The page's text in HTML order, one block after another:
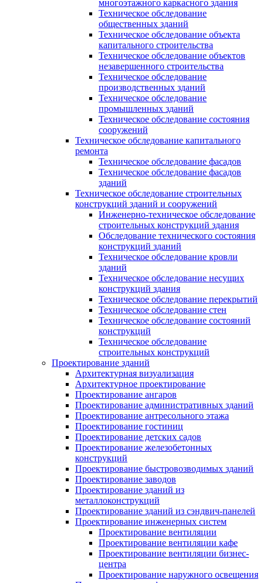
многоэтажного каркасного здания
Техническое обследование
общественных зданий
Техническое обследование объекта
капитального строительства
Техническое обследование объектов
незавершенного строительства
Техническое обследование
производственных зданий
Техническое обследование
промышленных зданий
Техническое обследование состояния
сооружений
Техническое обследование капитального
ремонта
Техническое обследование фасадов
Техническое обследование фасадов
зданий
Техническое обследование строительных
конструкций зданий и сооружений
Инженерно-техническое обследование
строительных конструкций здания
Обследование технического состояния
конструкций зданий
Техническое обследование кровли
зданий
Техническое обследование несущих
конструкций здания
Техническое обследование перекрытий
Техническое обследование стен
Техническое обследование состояний
конструкций
Техническое обследование
строительных конструкций
Проектирование зданий
Архитектурная визуализация
Архитектурное проектирование
Проектирование ангаров
Проектирование административных зданий
Проектирование антресольного этажа
Проектирование гостиниц
Проектирование детских садов
Проектирование железобетонных
конструкций
Проектирование быстровозводимых зданий
Проектирование заводов
Проектирование зданий из
металлоконструкций
Проектирование зданий из сэндвич-панелей
Проектирование инженерных систем
Проектирование вентиляции
Проектирование вентиляции кафе
Проектирование вентиляции бизнес-
центра
Проектирование наружного освещения